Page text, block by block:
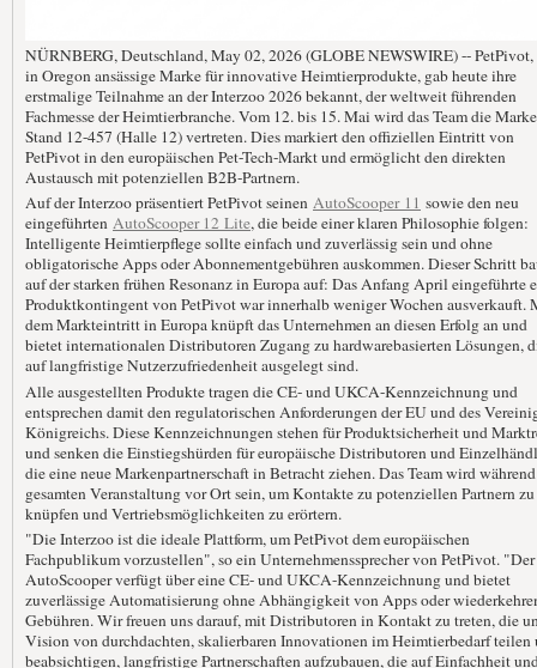
NÜRNBERG, Deutschland, May 02, 2026 (GLOBE NEWSWIRE) -- PetPivot,
in Oregon ansässige Marke für innovative Heimtierprodukte, gab heute ihre
erstmalige Teilnahme an der Interzoo 2026 bekannt, der weltweit führenden
Fachmesse der Heimtierbranche. Vom 12. bis 15. Mai wird das Team die
Stand 12-457 (Halle 12) vertreten. Dies markiert den offiziellen Eintritt von
PetPivot in den europäischen Pet-Tech-Markt und ermöglicht den direkten
Austausch mit potenziellen B2B-Partnern.
Auf der Interzoo präsentiert PetPivot seinen AutoScooper 11 sowie den neu
eingeführten AutoScooper 12 Lite, die beide einer klaren Philosophie folgen:
Intelligente Heimtierpflege sollte einfach und zuverlässig sein und ohne
obligatorische Apps oder Abonnementgebühren auskommen. Dieser Schritt
auf der starken frühen Resonanz in Europa auf: Das Anfang April eingeführte
Produktkontingent von PetPivot war innerhalb weniger Wochen ausverkauft.
dem Markteintritt in Europa knüpft das Unternehmen an diesen Erfolg an und
bietet internationalen Distributoren Zugang zu hardwarebasierten Lösungen,
auf langfristige Nutzerzufriedenheit ausgelegt sind.
Alle ausgestellten Produkte tragen die CE- und UKCA-Kennzeichnung und
entsprechen damit den regulatorischen Anforderungen der EU und des
Königreichs. Diese Kennzeichnungen stehen für Produktsicherheit und
und senken die Einstiegshürden für europäische Distributoren und
die eine neue Markenpartnerschaft in Betracht ziehen. Das Team wird
gesamten Veranstaltung vor Ort sein, um Kontakte zu potenziellen Partnern zu
knüpfen und Vertriebsmöglichkeiten zu erörtern.
"Die Interzoo ist die ideale Plattform, um PetPivot dem europäischen
Fachpublikum vorzustellen", so ein Unternehmenssprecher von PetPivot. "Der
AutoScooper verfügt über eine CE- und UKCA-Kennzeichnung und bietet
zuverlässige Automatisierung ohne Abhängigkeit von Apps oder
Gebühren. Wir freuen uns darauf, mit Distributoren in Kontakt zu treten, die
Vision von durchdachten, skalierbaren Innovationen im Heimtierbedarf teilen
beabsichtigen, langfristige Partnerschaften aufzubauen, die auf Einfachheit